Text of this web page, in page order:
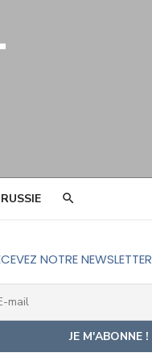
RUSSIE
NOTRE NEWSLETTER